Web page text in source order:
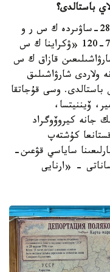
باستالدى؟
- بۇل قۋعىن-سۇرگىن 1936 -جىلعى 28-ساۋىردە ك س ر و
حالىق كوميسسارلارى كەڭەسىنىڭ № 776-120 «ۋكراينا ك س
شارۋاشىلىعىن قازاق ك س
ولاردى شارۋاشىلىق
باستالدى. وسى قۇجاتقا
ۆيننيتسا،
جانە كيروۆوگراد
پولياك قازاقستانعا كۇشتەپ
ساياسي قۋعىن-
- «ارنايى